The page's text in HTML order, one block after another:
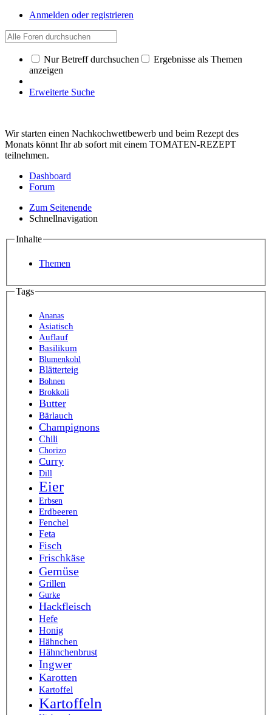
Anmelden oder registrieren
Nur Betreff durchsuchen
Ergebnisse als Themen
anzeigen
Erweiterte Suche
Wir starten einen Nachkochwettbewerb und beim Rezept des
Monats könnt Ihr ab sofort mit einem TOMATEN-REZEPT
teilnehmen.
Dashboard
Forum
Zum Seitenende
Schnellnavigation
Inhalte
Themen
Tags
Ananas
Asiatisch
Auflauf
Basilikum
Blumenkohl
Blätterteig
Bohnen
Brokkoli
Butter
Bärlauch
Champignons
Chili
Chorizo
Curry
Dill
Eier
Erbsen
Erdbeeren
Fenchel
Feta
Fisch
Frischkäse
Gemüse
Grillen
Gurke
Hackfleisch
Hefe
Honig
Hähnchen
Hähnchenbrust
Ingwer
Karotten
Kartoffel
Kartoffeln